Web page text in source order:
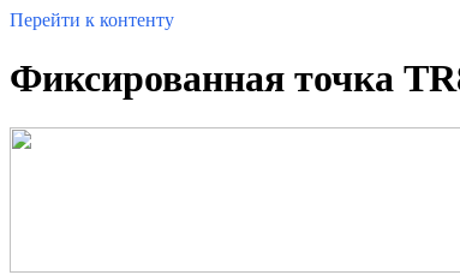
Перейти к контенту
Фиксированная точка